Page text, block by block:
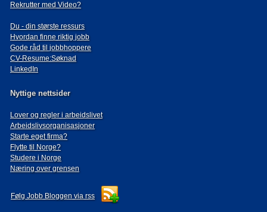
Rekrutter med Video?
Du - din største ressurs
Hvordan finne riktig jobb
Gode råd til jobbhoppere
CV-Resume:Søknad
LinkedIn
Nyttige nettsider
Lover og regler i arbeidslivet
Arbeidslivsorganisasjoner
Starte eget firma?
Flytte til Norge?
Studere i Norge
Næring over grensen
Følg Jobb Bloggen via rss